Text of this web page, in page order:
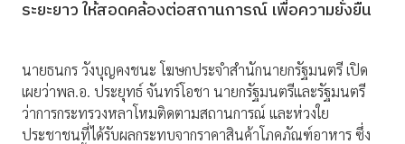
ระยะยาว ให้สอดคล้องต่อสถานการณ์ เพื่อความยั่งยืน
นายธนกร วังบุญคงชนะ โฆษกประจำสำนักนายกรัฐมนตรี เปิด
เผยว่าพล.อ. ประยุทธ์ จันทร์โอชา นายกรัฐมนตรีและรัฐมนตรี
ว่าการกระทรวงหลาโหมติดตามสถานการณ์ และห่วงใย
ประชาชนที่ได้รับผลกระทบจากราคาสินค้าโภคภัณฑ์อาหาร ซึ่ง